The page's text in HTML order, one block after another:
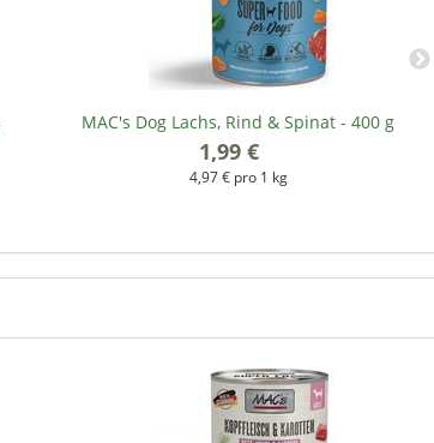
MAC's Dog Lachs, Rind & Spinat - 400 g
1,99 €
4,97 € pro 1 kg